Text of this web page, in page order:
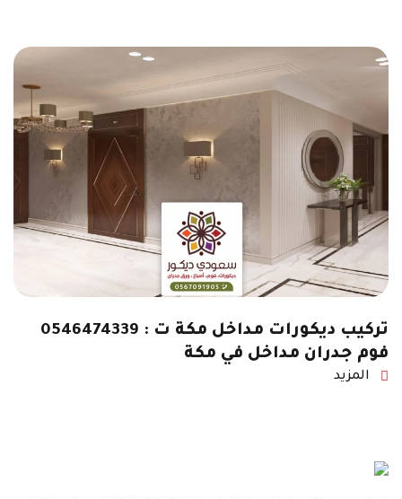
تركيب ديكورات مداخل مكة ت : 0546474339
فوم جدران مداخل في مكة
المزيد